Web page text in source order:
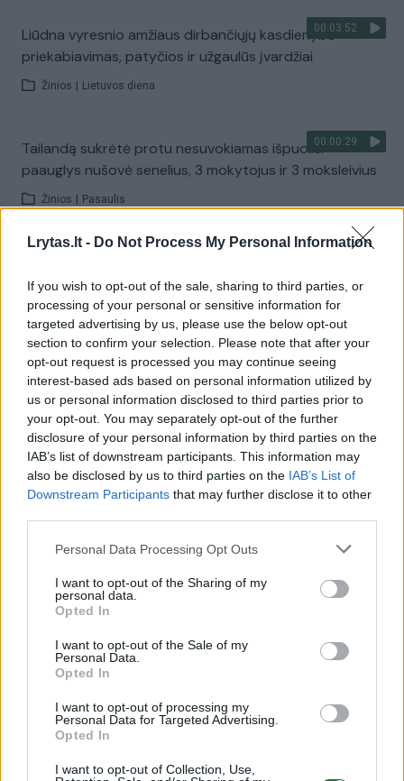
Lrytas.lt - Do Not Process My Personal Information
If you wish to opt-out of the sale, sharing to third parties, or
processing of your personal or sensitive information for
targeted advertising by us, please use the below opt-out
section to confirm your selection. Please note that after your
opt-out request is processed you may continue seeing
interest-based ads based on personal information utilized by
us or personal information disclosed to third parties prior to
your opt-out. You may separately opt-out of the further
disclosure of your personal information by third parties on the
IAB’s list of downstream participants. This information may
also be disclosed by us to third parties on the IAB’s List of
Downstream Participants that may further disclose it to other
Personal Data Processing Opt Outs
I want to opt-out of the Sharing of my
personal data.
Opted In
I want to opt-out of the Sale of my
Personal Data.
Opted In
I want to opt-out of processing my
Personal Data for Targeted Advertising.
Opted In
I want to opt-out of Collection, Use,
00:03:52
Liūdna vyresnio amžiaus dirbančiųjų kasdienybė –
priekabiavimas, patyčios ir užgaulūs įvardžiai
Žinios Lietuvos diena
00:00:29
Tailandą sukrėtė protu nesuvokiamas išpuolis:
paauglys nušovė senelius, 3 mokytojus ir 3 moksleivius
Žinios Pasaulis
apgynė čempionų vardą
Žinios | Lietuvos diena
Visi įrašai
Žiūrimiausi įrašai
Vaizdai iš tragiškos avarijos Vilniaus r.: dviejų moterų ir
vaiko gyvybių išgelbėti nepavyko
Savaitės vidurys nusimato karštas: temperatūra kils iki
32 laipsnių šilumos
vaizdas pribloškia